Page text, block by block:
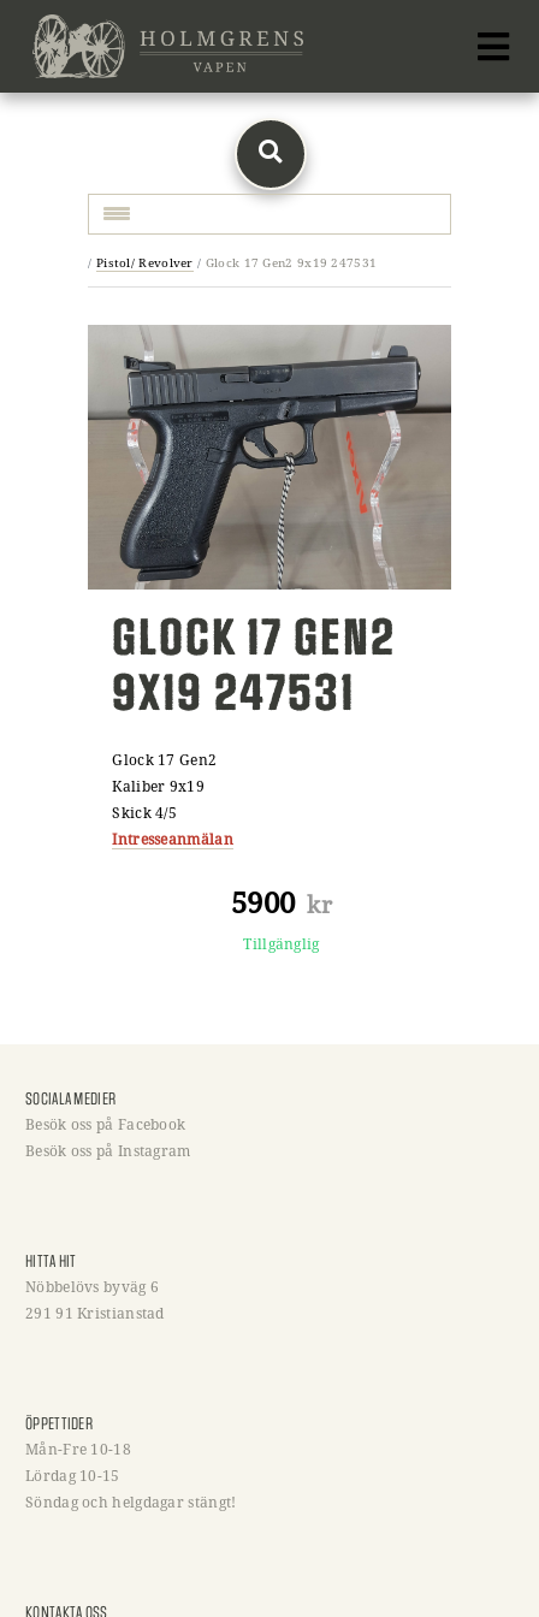
/ Pistol/ Revolver / Glock 17 Gen2 9x19 247531
GLOCK 17 GEN2
9X19 247531
Glock 17 Gen2
Kaliber 9x19
Skick 4/5
Intresseanmälan
5900 kr
Tillgänglig
SOCIALA MEDIER
Besök oss på Facebook
Besök oss på Instagram
HITTA HIT
Nöbbelövs byväg 6
291 91 Kristianstad
ÖPPETTIDER
Mån-Fre 10-18
Lördag 10-15
Söndag och helgdagar stängt!
KONTAKTA OSS